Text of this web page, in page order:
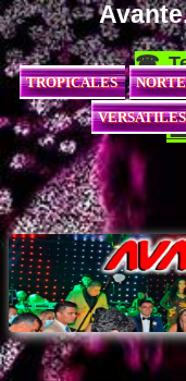
TROPICALES
VERSATILES